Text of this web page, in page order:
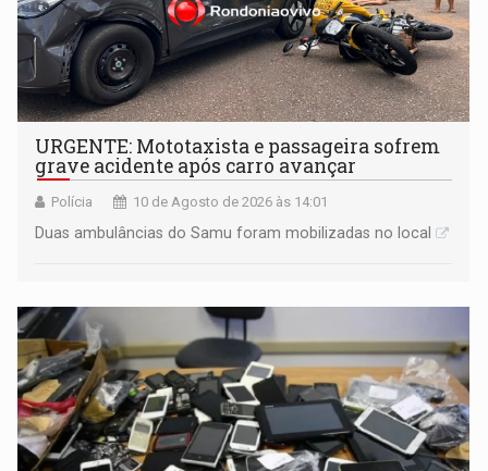
URGENTE: Mototaxista e passageira sofrem
grave acidente após carro avançar
Polícia 10 de Agosto de 2026 às 14:01
Duas ambulâncias do Samu foram mobilizadas no local